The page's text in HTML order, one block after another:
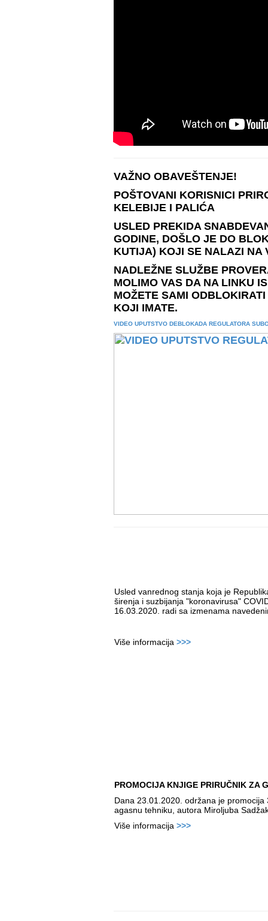
VAŽNO OBAVEŠTENJE!
POŠTOVANI KORISNICI
KELEBIJE I PALIĆA
USLED PREKIDA
GODINE, DOŠLO JE DO
KUTIJA) KOJI SE NALAZI NA
NADLEŽNE SLUŽBE
MOLIMO VAS DA NA LINKU
MOŽETE SAMI
KOJI IMATE.
VIDEO UPUTSTVO DEBLOKADA REGULATORA
Usled vanrednog stanja koja je
širenja i suzbijanja "koronavirusa"
16.03.2020. radi sa izmenama
Više informacija >>>
PROMOCIJA KNJIGE PRIRUČNIK ZA
Dana 23.01.2020. održana je
agasnu tehniku, autora Miroljuba
Više informacija >>>